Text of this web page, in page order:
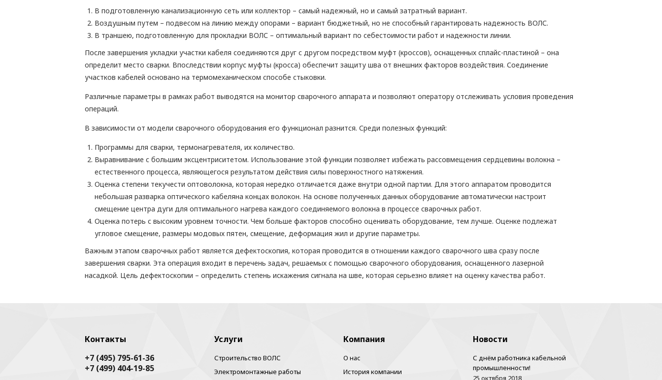
В подготовленную канализационную сеть или коллектор – самый надежный, но и самый затратный вариант.
Воздушным путем – подвесом на линию между опорами – вариант бюджетный, но не способный гарантировать надежность ВОЛС.
В траншею, подготовленную для прокладки ВОЛС – оптимальный вариант по себестоимости работ и надежности линии.
После завершения укладки участки кабеля соединяются друг с другом посредством муфт (кроссов), оснащенных сплайс-пластиной – она
определит место сварки. Впоследствии корпус муфты (кросса) обеспечит защиту шва от внешних факторов воздействия. Соединение
участков кабелей основано на термомеханическом способе стыковки.
Различные параметры в рамках работ выводятся на монитор сварочного аппарата и позволяют оператору отслеживать условия проведения
операций.
В зависимости от модели сварочного оборудования его функционал разнится. Среди полезных функций:
Программы для сварки, термонагревателя, их количество.
Выравнивание с большим эксцентриситетом. Использование этой функции позволяет избежать рассовмещения сердцевины волокна –
естественного процесса, являющегося результатом действия силы поверхностного натяжения.
Оценка степени текучести оптоволокна, которая нередко отличается даже внутри одной партии. Для этого аппаратом проводится
небольшая разварка оптического кабеляна концах волокон. На основе полученных данных оборудование автоматически настроит
смещение центра дуги для оптимального нагрева каждого соединяемого волокна в процессе сварочных работ.
Оценка потерь с высоким уровнем точности. Чем больше факторов способно оценивать оборудование, тем лучше. Оценке подлежат
угловое смещение, размеры модовых пятен, смещение, деформация жил и другие параметры.
Важным этапом сварочных работ является дефектоскопия, которая проводится в отношении каждого сварочного шва сразу после
завершения сварки. Эта операция входит в перечень задач, решаемых с помощью сварочного оборудования, оснащенного лазерной
насадкой. Цель дефектоскопии – определить степень искажения сигнала на шве, которая серьезно влияет на оценку качества работ.
Контакты
+7 (495) 795-61-36
+7 (499) 404-19-85
Услуги
Строительство ВОЛС
Электромонтажные работы
Компания
О нас
История компании
Новости
С днём работника кабельной
промышленности!
25 октября 2018